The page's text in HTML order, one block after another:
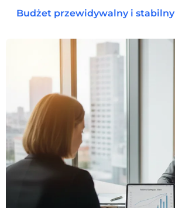
Budżet przewidywalny i stabilny